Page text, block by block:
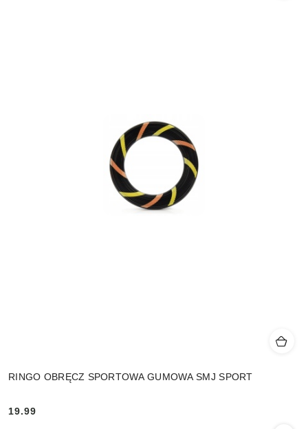
RINGO OBRĘCZ SPORTOWA GUMOWA SMJ SPORT
Cena:
19.99